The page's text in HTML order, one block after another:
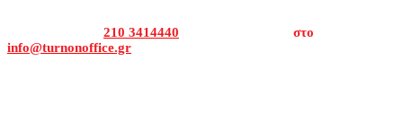
210 3414440
στο
info@turnonoffice.gr